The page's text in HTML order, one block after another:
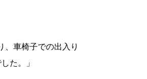
、車椅子での出入り
た。」